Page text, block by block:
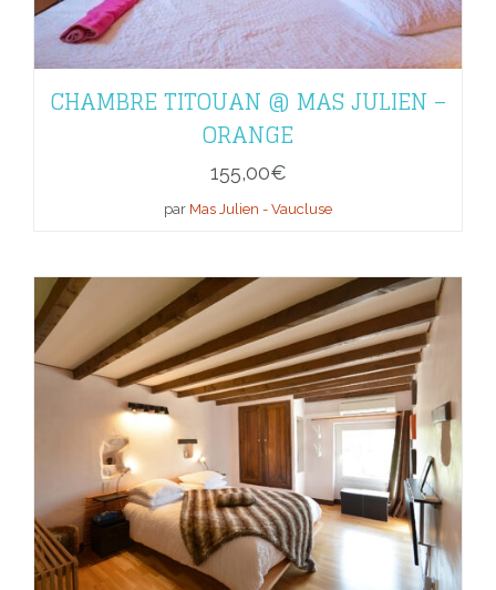
CHAMBRE TITOUAN @ MAS JULIEN –
ORANGE
155,00€
par Mas Julien - Vaucluse